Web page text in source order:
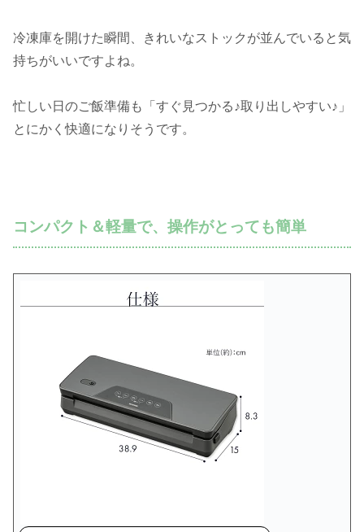
冷凍庫を開けた瞬間、きれいなストックが並んでいると気
持ちがいいですよね。
忙しい日のご飯準備も「すぐ見つかる♪取り出しやすい♪」
とにかく快適になりそうです。
コンパクト＆軽量で、操作がとっても簡単